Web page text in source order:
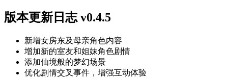
版本更新日志 v0.4.5
新增女房东及母亲角色内容
增加新的室友和姐妹角色剧情
添加仙境般的梦幻场景
优化剧情交叉事件，增强互动体验